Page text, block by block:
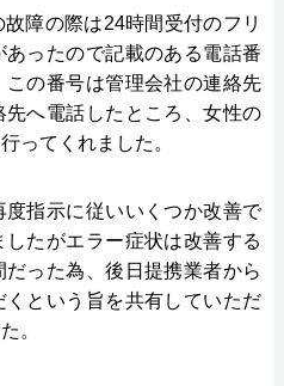
障の際は24時間受付のフリ
ったので記載のある電話番
の番号は管理会社の連絡先
へ電話したところ、女性の
ってくれました。
指示に従いいくつか改善で
たがエラー症状は改善する
った為、後日提携業者から
という旨を共有していただ
。